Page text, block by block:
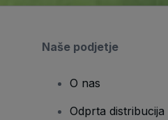
Naše podjetje
O nas
Odprta distribucija